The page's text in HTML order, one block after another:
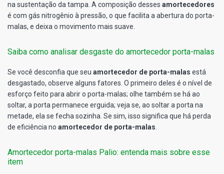
na sustentação da tampa. A composição desses amortecedores
é com gás nitrogênio à pressão, o que facilita a abertura do porta-
malas, e deixa o movimento mais suave.
Saiba como analisar desgaste do amortecedor porta-malas
Se você desconfia que seu amortecedor de porta-malas está
desgastado, observe alguns fatores. O primeiro deles é o nível de
esforço feito para abrir o porta-malas; olhe também se há ao
soltar, a porta permanece erguida; veja se, ao soltar a porta na
metade, ela se fecha sozinha. Se sim, isso significa que há perda
de eficiência no amortecedor de porta-malas
Amortecedor porta-malas Palio: entenda mais sobre esse
item